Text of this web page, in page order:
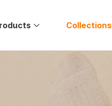
Collections